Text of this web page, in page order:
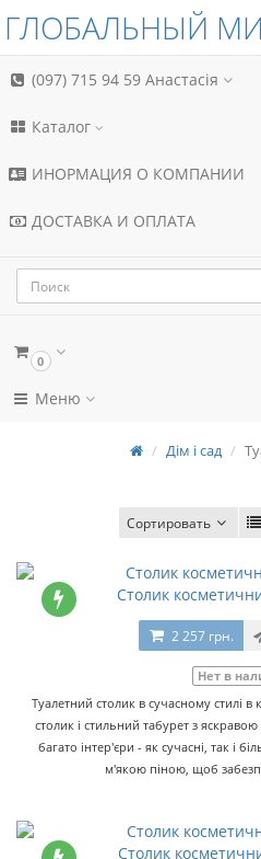
ГЛОБАЛЬНЫЙ
(097) 715 94 59 Анастасія
Каталог
ИНОРМАЦИЯ О КОМПАНИИ
ДОСТАВКА И ОПЛАТА
0
Меню
Дім і сад
Сортировать
Столик
2 257 грн.
Нет в
Туалетний столик в сучасному стилі
столик і стильний табурет з
багато інтер'єри - як сучасні, так і
м'якою піною, щоб
Столик